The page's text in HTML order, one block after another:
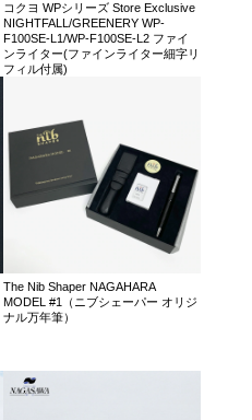
コクヨ WPシリーズ Store Exclusive
NIGHTFALL/GREENERY WP-
F100SE-L1/WP-F100SE-L2 ファイ
ンライター(ファインライター細字リ
フィル付属)
The Nib Shaper NAGAHARA
MODEL #1（ニブシェーパー オリジ
ナル万年筆）